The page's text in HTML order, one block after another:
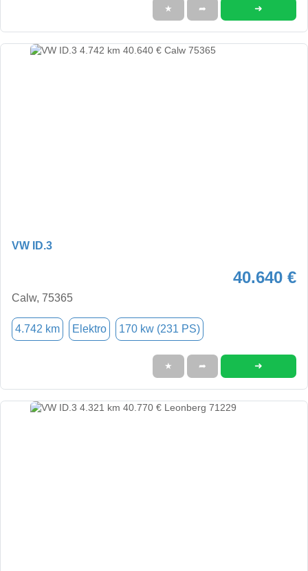
★ ➦ ➜
VW ID.3
40.640 €
Calw, 75365
4.742 km Elektro 170 kw (231 PS)
★ ➦ ➜